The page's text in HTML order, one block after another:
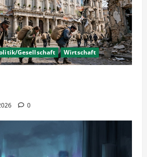
Gesellschaft Wirtschaft
0